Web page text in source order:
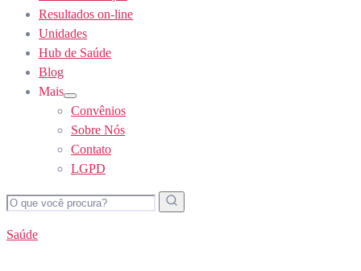
Resultados on-line
Unidades
Hub de Saúde
Blog
Mais
Show
sub
menu
Convênios
Sobre Nós
Contato
LGPD
Saúde